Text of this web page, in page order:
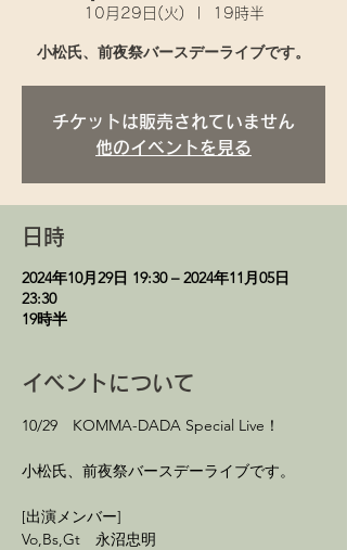
10月29日(火) 19時半
小松氏、前夜祭バースデーライブです。
チケットは販売されていません
他のイベントを見る
日時
2024年10月29日 19:30 – 2024年11月05日
23:30
19時半
イベントについて
10/29　KOMMA-DADA Special Live！
小松氏、前夜祭バースデーライブです。
[出演メンバー]
Vo,Bs,Gt　永沼忠明